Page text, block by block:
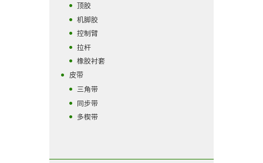
顶胶
机脚胶
控制臂
拉杆
橡胶衬套
皮带
三角带
同步带
多楔带